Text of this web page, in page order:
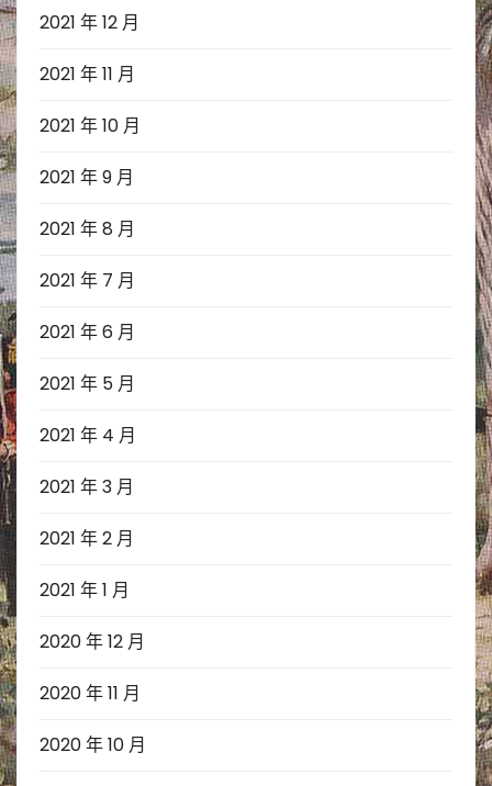
2021 年 12 月
2021 年 11 月
2021 年 10 月
2021 年 9 月
2021 年 8 月
2021 年 7 月
2021 年 6 月
2021 年 5 月
2021 年 4 月
2021 年 3 月
2021 年 2 月
2021 年 1 月
2020 年 12 月
2020 年 11 月
2020 年 10 月